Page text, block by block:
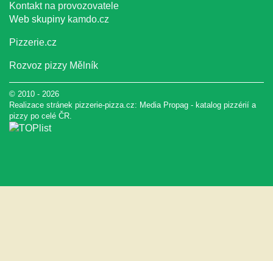
Kontakt na provozovatele
Web skupiny kamdo.cz
Pizzerie.cz
Rozvoz pizzy Mělník
© 2010 - 2026
Realizace stránek pizzerie-pizza.cz: Media Propag - katalog pizzérií a
pizzy po celé ČR.